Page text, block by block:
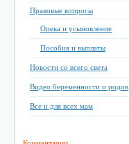
Правовые вопросы
Опека и усыновление
Пособия и выплаты
Новости со всего света
Видео беременности и родов
Все и для всех мам